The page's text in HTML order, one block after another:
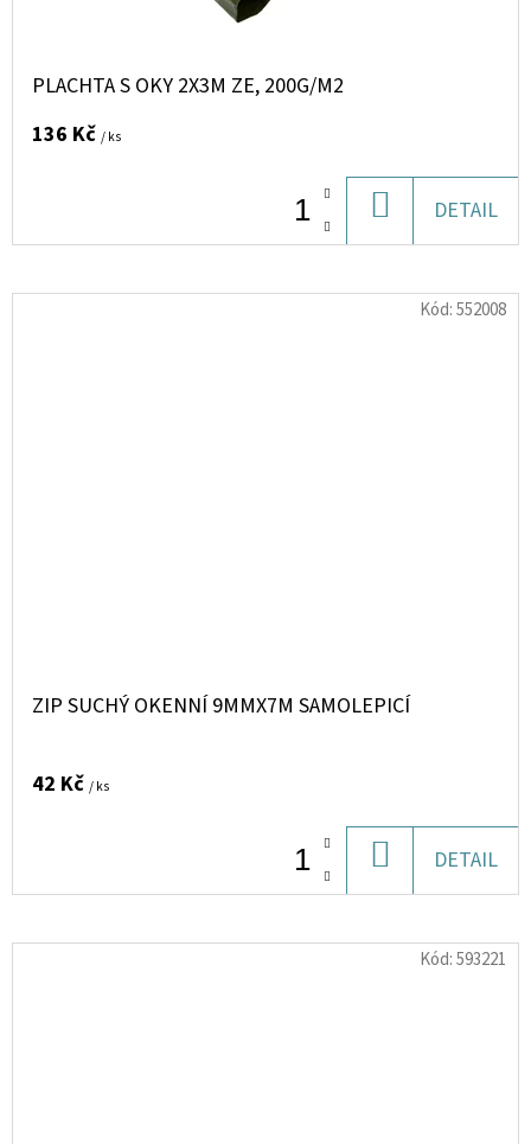
PLACHTA S OKY 2X3M ZE, 200G/M2
136 Kč / ks
KOŠÍKU
DETAIL
ZIP SUCHÝ OKENNÍ 9MMX7M SAMOLEPICÍ
42 Kč / ks
KOŠÍKU
DETAIL
Kód:552008
Kód:593221